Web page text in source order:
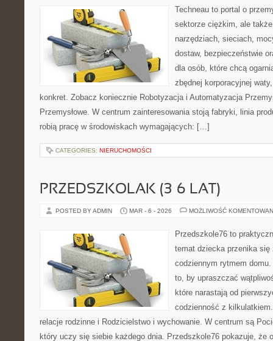
Techneau to portal o
sektorze ciężkim, ale
narzędziach, sieciach,
dostaw, bezpieczeństwie
dla osób, które chcą
zbędnej korporacyjnej
konkret. Zobacz koniecznie Robotyzacja i Automatyzacja
Przemysłowe. W centrum zainteresowania stoją fabryki, linia
robią pracę w środowiskach wymagających: […]
CATEGORIES: NIERUCHOMOŚCI
PRZEDSZKOLAK (3–6 LAT)
POSTED BY ADMIN MAR - 6 - 2026 MOŻLIWOŚĆ
Przedszkole76 to
temat dziecka przenika
codziennym rytmem
to, by upraszczać
które narastają od
codzienność z
relacje rodzinne i Rodzicielstwo i wychowanie. W centrum są
który uczy się siebie każdego dnia. Przedszkole76 pokazuje,